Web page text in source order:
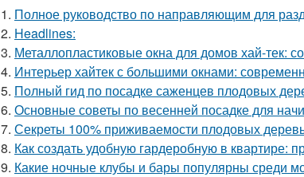
1. Полное руководство по направляющим для
2. Headlines:
3. Металлопластиковые окна для домов хай-тек:
4. Интерьер хайтек с большими окнами:
5. Полный гид по посадке саженцев плодовых
6. Основные советы по весенней посадке для
7. Секреты 100% приживаемости плодовых
8. Как создать удобную гардеробную в квартире:
9. Какие ночные клубы и бары популярны среди